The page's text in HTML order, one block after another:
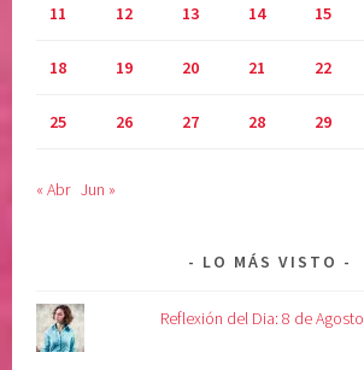
11 12 13 14 15
18 19 20 21 22
25 26 27 28 29
« Abr Jun »
LO MÁS VISTO
Reflexión del Dia: 8 de Agosto